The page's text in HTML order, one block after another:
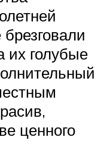
их голубые
ценного